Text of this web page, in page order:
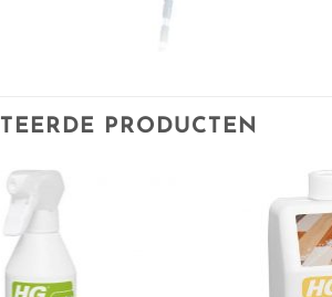
PRODUCTEN